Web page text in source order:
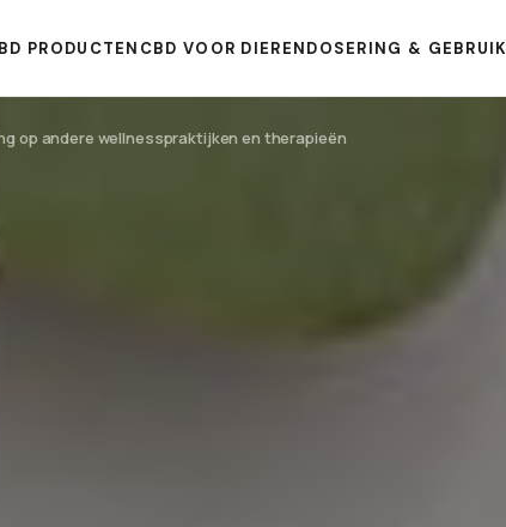
PRODUCTEN CBD VOOR DIERENDOSERING & GEBRUIK
op andere wellnesspraktijken en therapieën